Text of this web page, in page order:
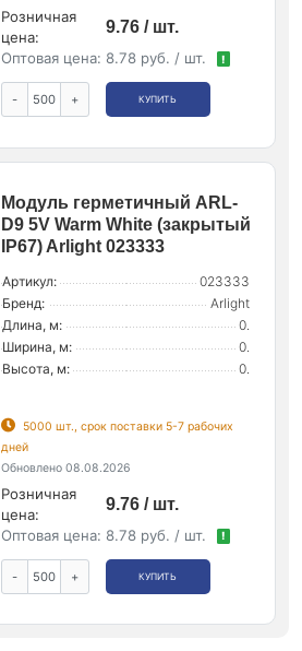
Розничная
цена:
9.76 / шт.
Оптовая цена: 8.78 руб. / шт. !
- + КУПИТЬ
Модуль герметичный ARL-
D9 5V Warm White (закрытый
IP67) Arlight 023333
Артикул:
023333
Бренд:
Arlight
Длина, м:
0.
Ширина, м:
0.
Высота, м:
0.
5000 шт., срок поставки 5-7 рабочих
дней
Обновлено 08.08.2026
Розничная
цена:
9.76 / шт.
Оптовая цена: 8.78 руб. / шт. !
- + КУПИТЬ